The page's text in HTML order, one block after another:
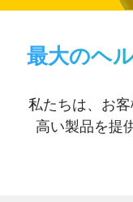
最大のヘ
私たちは、お
高い製品を提